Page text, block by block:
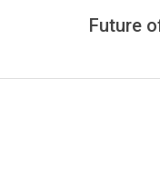
Future